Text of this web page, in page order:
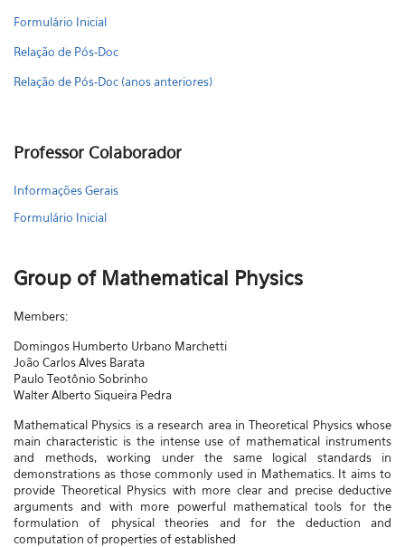
Formulário Inicial
Relação de Pós-Doc
Relação de Pós-Doc (anos anteriores)
Professor Colaborador
Informações Gerais
Formulário Inicial
Group of Mathematical Physics
Members:
Domingos Humberto Urbano Marchetti
João Carlos Alves Barata
Paulo Teotônio Sobrinho
Walter Alberto Siqueira Pedra
Mathematical Physics is a research area in Theoretical Physics whose
main characteristic is the intense use of mathematical instruments
and methods, working under the same logical standards in
demonstrations as those commonly used in Mathematics. It aims to
provide Theoretical Physics with more clear and precise deductive
arguments and with more powerful mathematical tools for the
formulation of physical theories and for the deduction and
computation of properties of established